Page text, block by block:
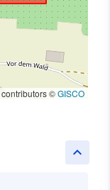
contributors ©GISCO
keyboard_arrow_up